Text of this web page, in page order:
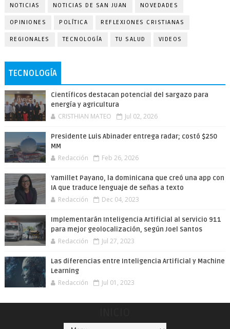
NOTICIAS NOTICIAS DE SAN JUAN NOVEDADES
OPINIONES POLÍTICA REFLEXIONES CRISTIANAS
REGIONALES TECNOLOGÍA TU SALUD VIDEOS
TECNOLOGÍA
Científicos destacan potencial del sargazo para
energía y agricultura
CRISTHIAN MATEO Jul 02, 2026
Presidente Luis Abinader entrega radar; costó $250
MM
Redacción Feb 26, 2026
Yamillet Payano, la dominicana que creó una app con
IA que traduce lenguaje de señas a texto
Redacción Dec 04, 2023
Implementarán Inteligencia Artificial al servicio 911
para mejor geolocalización, según Joel Santos
Redacción Jul 27, 2023
Las diferencias entre Inteligencia Artificial y Machine
Learning
Redacción Jul 01, 2023